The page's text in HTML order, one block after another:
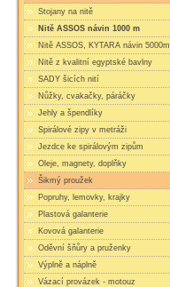
Stojany na nitě
Nitě ASSOS návin 1000 m
Nitě ASSOS, KYTARA návin 5000m
Nitě z kvalitní egyptské bavlny
SADY šicích nití
Nůžky, cvakačky, páráčky
Jehly a špendlíky
Spirálové zipy v metráži
Jezdce ke spirálovým zipům
Oleje, magnety, doplňky
Šikmý proužek
Popruhy, lemovky, krajky
Plastová galanterie
Kovová galanterie
Oděvní šňůry a pruženky
Výplně a náplně
Vázací provázek - motouz